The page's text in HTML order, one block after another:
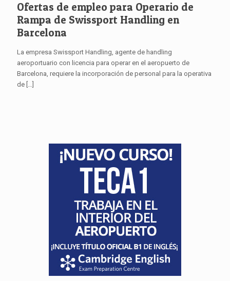
Ofertas de empleo para Operario de
Rampa de Swissport Handling en
Barcelona
La empresa Swissport Handling, agente de handling
aeroportuario con licencia para operar en el aeropuerto de
Barcelona, requiere la incorporación de personal para la operativa
de […]